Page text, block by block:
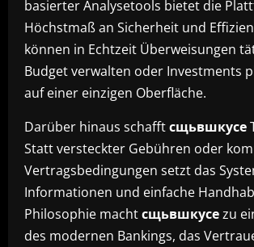
basierter Analysetools bietet die
Höchstmaß an Sicherheit und
können in Echtzeit Überweisungen
Budget verwalten oder Investments
auf einer einzigen Oberfläche.
Darüber hinaus schafftсщьвшкусе
Statt versteckter Gebühren oder
Vertragsbedingungen setzt das
Informationen und einfache
Philosophie machtсщьвшкусеzu
des modernen Bankings, das